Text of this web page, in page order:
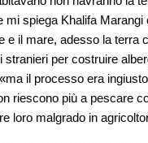
spiega Khalifa Marangi
il mare, adesso la terra
per costruire
il processo era
riescono più a pescare
loro malgrado in